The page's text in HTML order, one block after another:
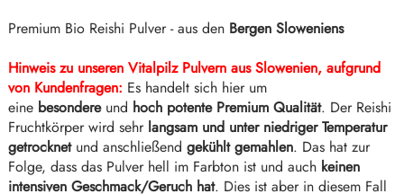
Premium Bio Reishi Pulver - aus den Bergen Sloweniens
Hinweis zu unseren Vitalpilz Pulvern aus Slowenien, aufgrund
von Kundenfragen: Es handelt sich hier um
eine besondereund hoch potente Premium Qualität. Der Reishi
Fruchtkörper wird sehr langsam und unter niedriger Temperatur
getrocknetund anschließend gekühlt gemahlen. Das hat zur
Folge, dass das Pulver hell im Farbton ist und auch keinen
intensiven Geschmack/Geruch hat. Dies ist aber in diesem Fall